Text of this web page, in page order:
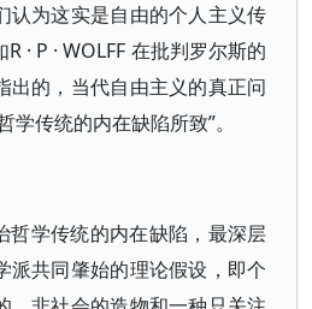
认为这实是自由的个人主义传
· P · WOLFF 在批判罗尔斯的
出的，当代自由主义的真正问
学传统的内在缺陷所致”。
哲学传统的内在缺陷，最深层
派共同肇始的理论假设，即个